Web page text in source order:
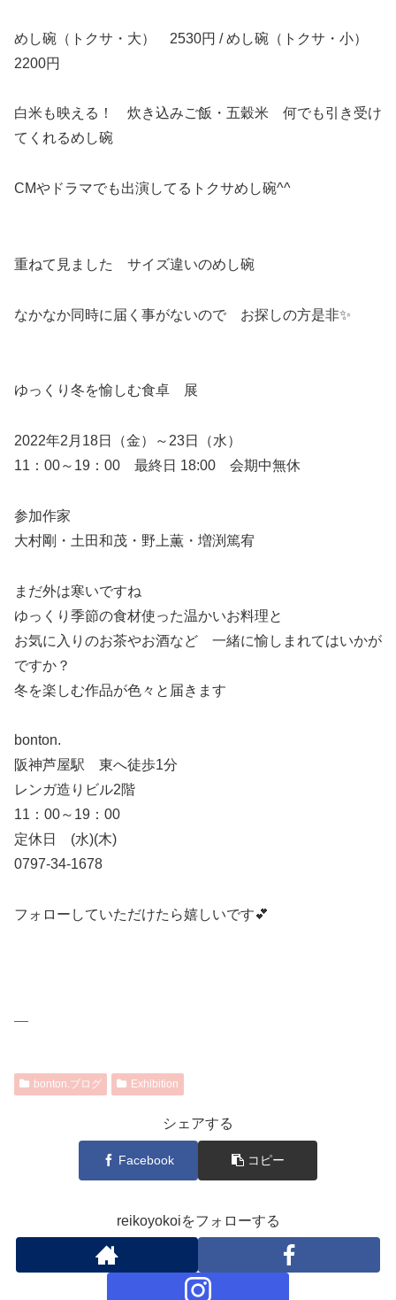
めし碗（トクサ・大） 2530円 / めし碗（トクサ・小）
2200円
白米も映える！ 炊き込みご飯・五穀米 何でも引き受け
てくれるめし碗
CMやドラマでも出演してるトクサめし碗^^
重ねて見ました サイズ違いのめし碗
なかなか同時に届く事がないので お探しの方是非✨
ゆっくり冬を愉しむ食卓 展
2022年2月18日（金）～23日（水）
11：00～19：00 最終日 18:00 会期中無休
参加作家
大村剛・土田和茂・野上薫・増渕篤宥
まだ外は寒いですね
ゆっくり季節の食材使った温かいお料理と
お気に入りのお茶やお酒など 一緒に愉しまれてはいかが
ですか？
冬を楽しむ作品が色々と届きます
bonton.
阪神芦屋駅 東へ徒歩1分
レンガ造りビル2階
11：00～19：00
定休日 (水)(木)
0797-34-1678
フォローしていただけたら嬉しいです💕
bonton.ブログ Exhibition
シェアする
Facebook コピー
reikoyokoiをフォローする